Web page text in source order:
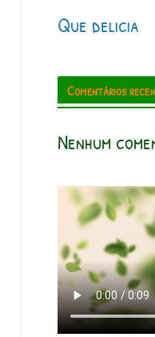
Que delicia
Comentários
Nenhum